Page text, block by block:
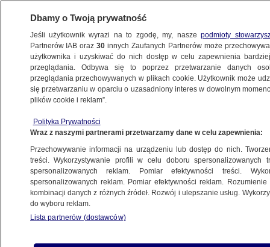
BIZNES
NAJNOWSZE
23.07.2007, 07:42Aktualizacja:23.07.2007, 09:35
Udostępnij
Dbamy o Twoją prywatność
Jeśli użytkownik wyrazi na to zgodę, my, naszepodmioty
Partnerów IAB oraz30 innych Zaufanych Partnerów może
użytkownika i uzyskiwać do nich dostęp w celu zapewnienia
przeglądania. Odbywa się to poprzez przetwarzanie danych
przeglądania przechowywanych w plikach cookie. Użytkownik może
się przetwarzaniu w oparciu o uzasadniony interes w dowolnym
plików cookie i reklam”.
Polityka Prywatności
Wraz z naszymi partnerami przetwarzamy dane w celu zapewnienia:
Przechowywanie informacji na urządzeniu lub dostęp do nich.
treści. Wykorzystywanie profili w celu doboru spersonalizowanych
spersonalizowanych reklam. Pomiar efektywności treści.
spersonalizowanych reklam. Pomiar efektywności reklam.
kombinacji danych z różnych źródeł. Rozwój i ulepszanie usług.
do wyboru reklam.
Lista partnerów (dostawców)